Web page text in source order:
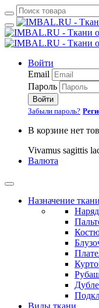
Войти
Email
Пароль
Войти
Забыли пароль?
В корзине нет
Vivamus sagittis
Валюта
Назначение ткани
Виды ткани